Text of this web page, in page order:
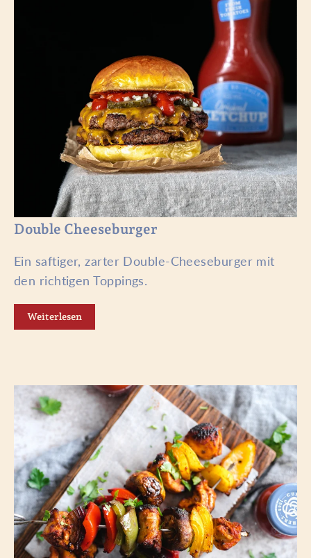
Double Cheeseburger
Ein saftiger, zarter Double-Cheeseburger mit
den richtigen Toppings.
Weiterlesen